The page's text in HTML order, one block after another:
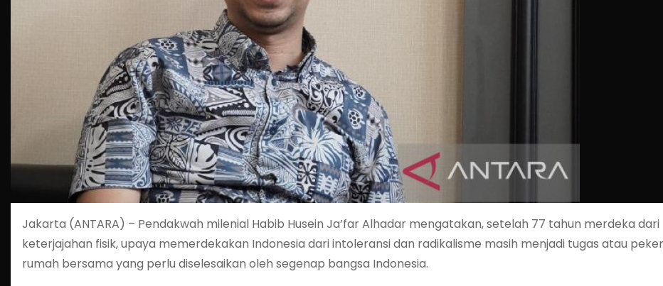
Jakarta (ANTARA) – Pendakwah milenial Habib Husein Ja’far Alhadar mengatakan, setelah 77 tahun merdeka dari
keterjajahan fisik, upaya memerdekakan Indonesia dari intoleransi dan radikalisme masih menjadi tugas atau
rumah bersama yang perlu diselesaikan oleh segenap bangsa Indonesia.